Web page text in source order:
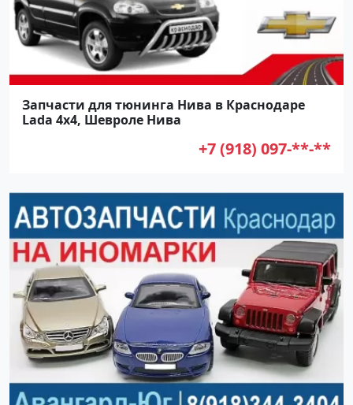
Запчасти для тюнинга Нива в Краснодаре
Lada 4х4, Шевроле Нива
+7 (918) 097-**-**